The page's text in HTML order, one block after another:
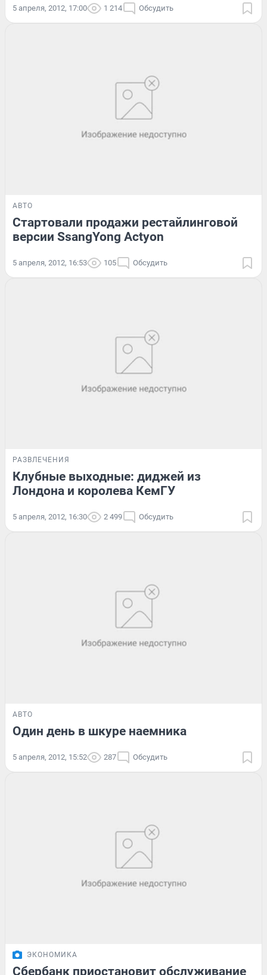
5 апреля, 2012, 17:00 1 214 Обсудить
АВТО
Стартовали продажи рестайлинговой
версии SsangYong Actyon
5 апреля, 2012, 16:53 105 Обсудить
РАЗВЛЕЧЕНИЯ
Клубные выходные: диджей из
Лондона и королева КемГУ
5 апреля, 2012, 16:30 2 499 Обсудить
АВТО
Один день в шкуре наемника
5 апреля, 2012, 15:52 287 Обсудить
ЭКОНОМИКА
Сбербанк приостановит обслуживание